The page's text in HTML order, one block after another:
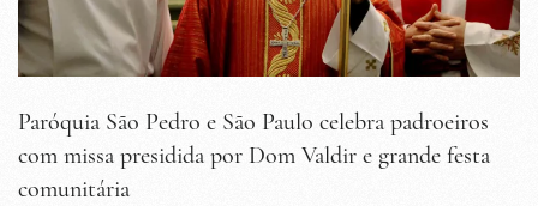
Paróquia São Pedro e São Paulo celebra padroeiros
com missa presidida por Dom Valdir e grande festa
comunitária